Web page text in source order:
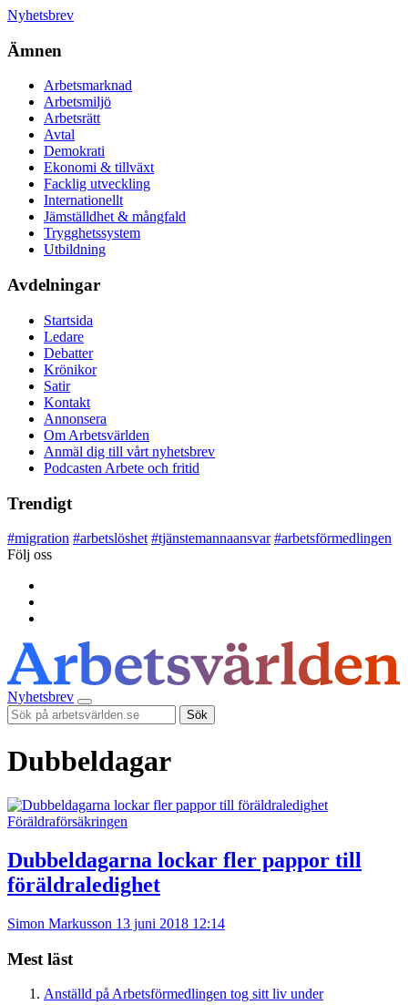
Nyhetsbrev
Ämnen
Arbetsmarknad
Arbetsmiljö
Arbetsrätt
Avtal
Demokrati
Ekonomi & tillväxt
Facklig utveckling
Internationellt
Jämställdhet & mångfald
Trygghetssystem
Utbildning
Avdelningar
Startsida
Ledare
Debatter
Krönikor
Satir
Kontakt
Annonsera
Om Arbetsvärlden
Anmäl dig till vårt nyhetsbrev
Podcasten Arbete och fritid
Trendigt
#migration #arbetslöshet #tjänstemannaansvar #arbetsförmedlingen
Följ oss
Nyhetsbrev
Sök
Dubbeldagar
Föräldraförsäkringen
Dubbeldagarna lockar fler pappor till
föräldraledighet
Simon Markusson 13 juni 2018 12:14
Mest läst
Anställd på Arbetsförmedlingen tog sitt liv under